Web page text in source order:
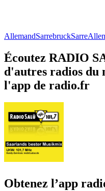
AllemandSarrebruckSarre
Écoutez RADIO
d'autres radios du
l'app de radio.fr
Obtenez l’app